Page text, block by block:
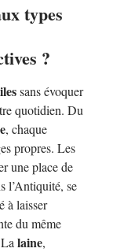
types
?
sans évoquer
quotidien. Du
, chaque
propres. Les
une place de
l’Antiquité, se
à laisser
du même
laine,